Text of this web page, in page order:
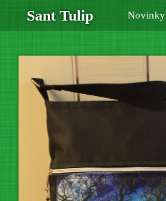
Sant Tulip Novinky